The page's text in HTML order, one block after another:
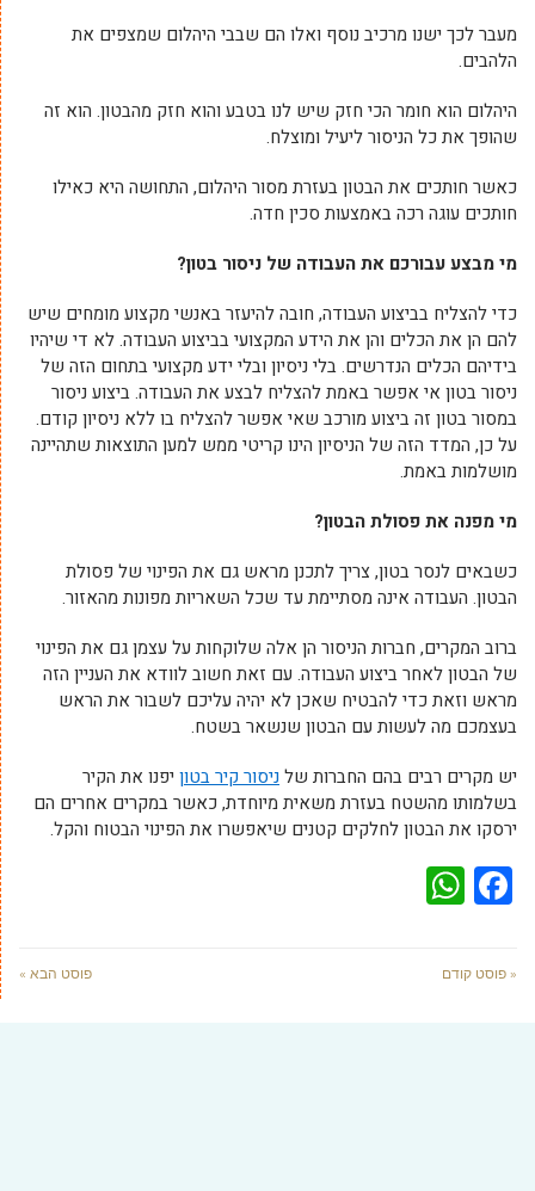
מעבר לכך ישנו מרכיב נוסף ואלו הם שבבי היהלום שמצפים את
הלהבים.
היהלום הוא חומר הכי חזק שיש לנו בטבע והוא חזק מהבטון. הוא זה
שהופך את כל הניסור ליעיל ומוצלח.
כאשר חותכים את הבטון בעזרת מסור היהלום, התחושה היא כאילו
חותכים עוגה רכה באמצעות סכין חדה.
מי מבצע עבורכם את העבודה של ניסור בטון?
כדי להצליח בביצוע העבודה, חובה להיעזר באנשי מקצוע מומחים שיש
להם הן את הכלים והן את הידע המקצועי בביצוע העבודה. לא די שיהיו
בידיהם הכלים הנדרשים. בלי ניסיון ובלי ידע מקצועי בתחום הזה של
ניסור בטון אי אפשר באמת להצליח לבצע את העבודה. ביצוע ניסור
במסור בטון זה ביצוע מורכב שאי אפשר להצליח בו ללא ניסיון קודם.
על כן, המדד הזה של הניסיון הינו קריטי ממש למען התוצאות שתהיינה
מושלמות באמת.
מי מפנה את פסולת הבטון?
כשבאים לנסר בטון, צריך לתכנן מראש גם את הפינוי של פסולת
הבטון. העבודה אינה מסתיימת עד שכל השאריות מפונות מהאזור.
ברוב המקרים, חברות הניסור הן אלה שלוקחות על עצמן גם את הפינוי
של הבטון לאחר ביצוע העבודה. עם זאת חשוב לוודא את העניין הזה
מראש וזאת כדי להבטיח שאכן לא יהיה עליכם לשבור את הראש
בעצמכם מה לעשות עם הבטון שנשאר בשטח.
יש מקרים רבים בהם החברות שלניסור קיר בטון יפנו את הקיר
בשלמותו מהשטח בעזרת משאית מיוחדת, כאשר במקרים אחרים הם
ירסקו את הבטון לחלקים קטנים שיאפשרו את הפינוי הבטוח והקל.
Facebook
« פוסט קודם פוסט הבא »